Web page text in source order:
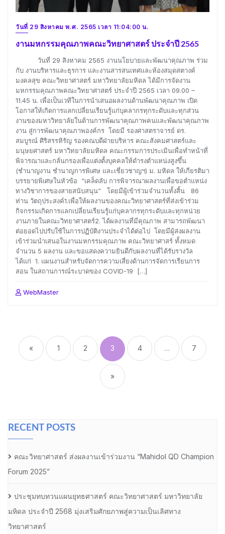
วันที่ 29 สิงหาคม พ.ศ. 2565 เวลา 11:04:00 น.
งานมหกรรมคุณภาพคณะวิทยาศาสตร์ ประจำปี 2565
วันที่ 29 สิงหาคม 2565 งานนโยบายและพัฒนาคุณภาพ ร่วม
กับ งานบริหารและธุรการ และงานสารสนเทศและห้องสมุดสตางค์
มงคลสุข คณะวิทยาศาสตร์ มหาวิทยาลัยมหิดล ได้มีการจัดงาน
มหกรรมคุณภาพคณะวิทยาศาสตร์ ประจำปี 2565 เวลา 09.00 –
11.45 น. เพื่อเป็นเวทีในการนำเสนอผลงานด้านพัฒนาคุณภาพ เปิด
โอกาสให้เกิดการแลกเปลี่ยนเรียนรู้แก่บุคลากรทุกระดับและทุกส่วน
งานของมหาวิทยาลัยในด้านการพัฒนาคุณภาพคนและพัฒนาคุณภาพ
งาน สู่การพัฒนาคุณภาพองค์กร โดยมี รองศาสตราจารย์ ดร.
สมบูรณ์ ศิริสรรหิรัญ รองคณบดีฝ่ายบริหาร คณะสังคมศาสตร์และ
มนุษยศาสตร์ มหาวิทยาลัยมหิดล คณะกรรมการประเมินเพื่อทำหน้าที่
พิจารณาและกลั่นกรองเพื่อแต่งตั้งบุคคลให้ดำรงตำแหน่งสูงขึ้น
(ชำนาญงาน ชำนาญการพิเศษ และเชี่ยวชาญฯ) ม. มหิดล ให้เกียรติมา
บรรยายพิเศษในหัวข้อ “เคล็ดลับ การพิจารณาผลงานเพื่อขอตำแหน่ง
ทางวิชาการของสายสนับสนุน” โดยมีผู้เข้าร่วมจำนวนทั้งสิ้น 86
ท่าน วัตถุประสงค์1.เพื่อให้ผลงานของคณะวิทยาศาสตร์ที่ส่งเข้าร่วม
กิจกรรมเกิดการแลกเปลี่ยนเรียนรู้แก่บุคลากรทุกระดับและทุกหน่วย
งานภายในคณะวิทยาศาสตร์2. ได้ผลงานที่มีคุณภาพ สามารถพัฒนา
ต่อยอดไปปรับใช้ในการปฏิบัติงานประจำได้ต่อไป โดยมีผู้ส่งผลงาน
เข้าร่วมนำเสนอในงานมหกรรมคุณภาพ คณะวิทยาศาสร์ ทั้งหมด
จำนวน 5 ผลงาน และขอแสดงความยินดีกับผลงานที่ได้รับรางวัล
ได้แก่ 1. แผนงานสำหรับจัดการความเสี่ยงด้านการจัดการเรียนการ
สอน ในสถานการณ์ระบาดของ COVID-19 […]
WebMaster
pagination
« 1 2 3 4 … 7
»
RECENT POSTS
คณะวิทยาศาสตร์ ส่งผลงานเข้าร่วมงาน “Mahidol QD Champion
Forum 2025”
ประชุมทบทวนแผนยุทธศาสตร์ คณะวิทยาศาสตร์ มหาวิทยาลัย
มหิดล ประจำปี 2568 มุ่งเสริมศักยภาพสู่ความเป็นเลิศทาง
วิทยาศาสตร์